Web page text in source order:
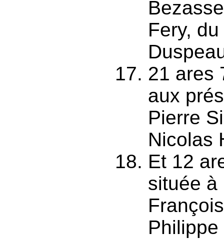
Fery,
21 ares
aux
Pierre
Nicolas
Et 12
située à